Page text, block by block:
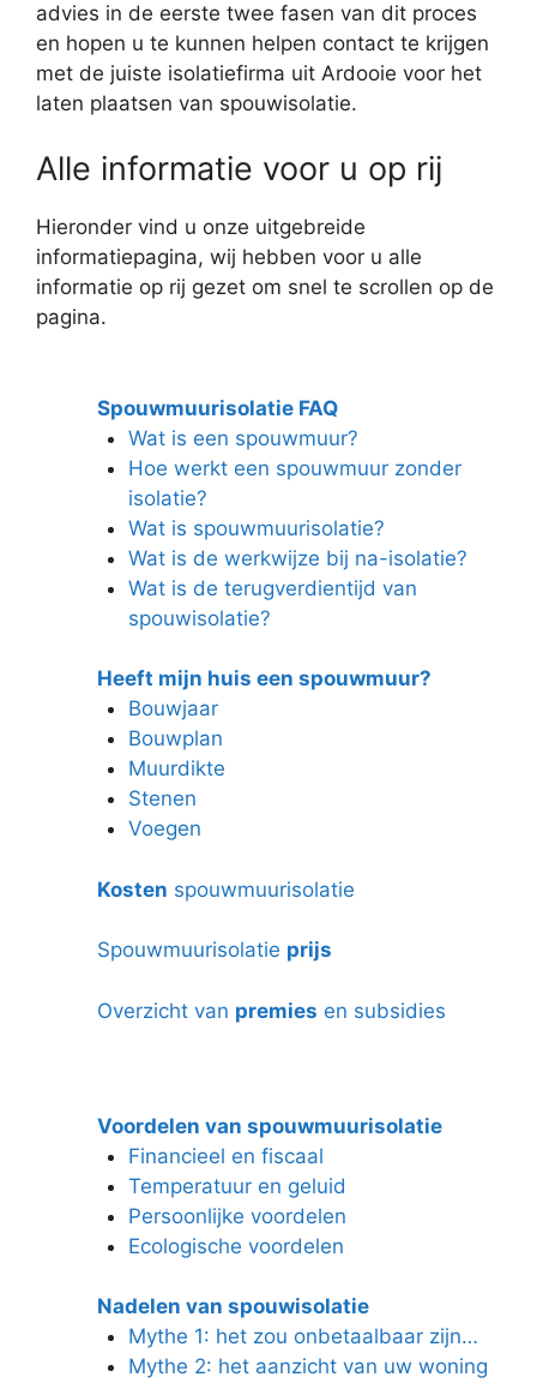
advies in de eerste twee fasen van dit proces
en hopen u te kunnen helpen contact te krijgen
met de juiste isolatiefirma uit Ardooie voor het
laten plaatsen van spouwisolatie.
Alle informatie voor u op rij
Hieronder vind u onze uitgebreide
informatiepagina, wij hebben voor u alle
informatie op rij gezet om snel te scrollen op de
pagina.
Spouwmuurisolatie FAQ
Wat is een spouwmuur?
Hoe werkt een spouwmuur zonder
isolatie?
Wat is spouwmuurisolatie?
Wat is de werkwijze bij na-isolatie?
Wat is de terugverdientijd van
spouwisolatie?
Heeft mijn huis een spouwmuur?
Bouwjaar
Bouwplan
Muurdikte
Stenen
Voegen
Kosten spouwmuurisolatie
Spouwmuurisolatie prijs
Overzicht van premies en subsidies
Voordelen van spouwmuurisolatie
Financieel en fiscaal
Temperatuur en geluid
Persoonlijke voordelen
Ecologische voordelen
Nadelen van spouwisolatie
Mythe 1: het zou onbetaalbaar zijn…
Mythe 2: het aanzicht van uw woning